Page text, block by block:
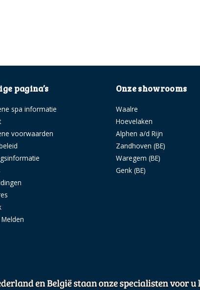
Onze showrooms
Waalre
Hoevelaken
Alphen a/d Rijn
Zandhoven (BE)
Waregem (BE)
Genk (BE)
pagina’s
spa informatie
voorwaarden